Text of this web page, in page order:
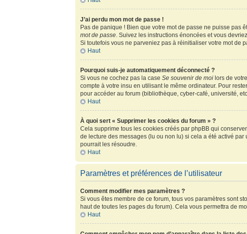
J’ai perdu mon mot de passe !
Pas de panique ! Bien que votre mot de passe ne puisse
mot de passe. Suivez les instructions énoncées et vous
Si toutefois vous ne parveniez pas à réinitialiser votre mot de
Haut
Pourquoi suis-je automatiquement déconnecté ?
Si vous ne cochez pas la caseSe souvenir de moi lors de
compte à votre insu en utilisant le même ordinateur. Pour
pour accéder au forum (bibliothèque, cyber-café, université,
Haut
À quoi sert « Supprimer les cookies du forum » ?
Cela supprime tous les cookies créés par phpBB qui
de lecture des messages (lu ou non lu) si cela a été activé
pourrait les résoudre.
Haut
Paramètres et préférences de l’utilisateur
Comment modifier mes paramètres ?
Si vous êtes membre de ce forum, tous vos paramètres sont
haut de toutes les pages du forum). Cela vous permettra de
Haut